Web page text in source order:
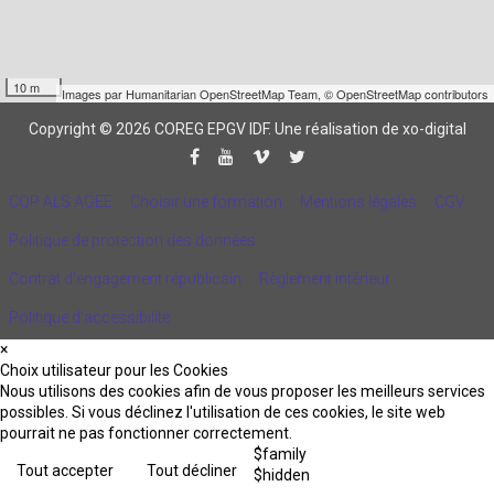
10 m Images par Humanitarian OpenStreetMap Team, © OpenStreetMap contributors
Copyright © 2026 COREG EPGV IDF. Une réalisation de xo-digital
CQP ALS AGEE Choisir une formation Mentions légales CGV
Politique de protection des données
Contrat d'engagement républicain Règlement intérieur
Politique d’accessibilité
×
Choix utilisateur pour les Cookies
Nous utilisons des cookies afin de vous proposer les meilleurs services
possibles. Si vous déclinez l'utilisation de ces cookies, le site web
pourrait ne pas fonctionner correctement.
Tout accepter Tout décliner
$family
$hidden